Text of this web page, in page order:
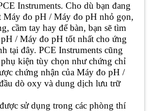
Instruments. Cho dù bạn đang
Máy đo pH / Máy đo pH nhỏ gọn,
cầm tay hay để bàn, bạn sẽ tìm
/ Máy đo pH tốt nhất cho ứng
tại đây. PCE Instruments cũng
phụ kiện tùy chọn như chứng chỉ
chứng nhận của Máy đo pH /
dò oxy và dung dịch lưu trữ
được sử dụng trong các phòng thí